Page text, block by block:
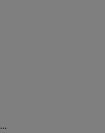
…